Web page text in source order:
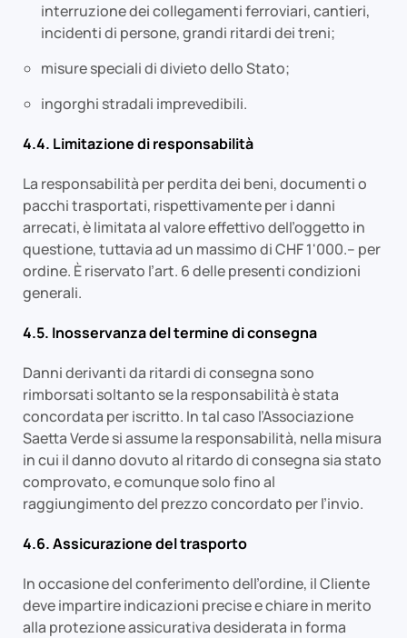
interruzione dei collegamenti ferroviari, cantieri,
incidenti di persone, grandi ritardi dei treni;
misure speciali di divieto dello Stato;
ingorghi stradali imprevedibili.
4.4. Limitazione di responsabilità
La responsabilità per perdita dei beni, documenti o
pacchi trasportati, rispettivamente per i danni
arrecati, è limitata al valore effettivo dell’oggetto in
questione, tuttavia ad un massimo di CHF 1'000.-- per
ordine. È riservato l’art. 6 delle presenti condizioni
generali.
4.5. Inosservanza del termine di consegna
Danni derivanti da ritardi di consegna sono
rimborsati soltanto se la responsabilità è stata
concordata per iscritto. In tal caso l’Associazione
Saetta Verde si assume la responsabilità, nella misura
in cui il danno dovuto al ritardo di consegna sia stato
comprovato, e comunque solo fino al
raggiungimento del prezzo concordato per l’invio.
4.6. Assicurazione del trasporto
In occasione del conferimento dell’ordine, il Cliente
deve impartire indicazioni precise e chiare in merito
alla protezione assicurativa desiderata in forma